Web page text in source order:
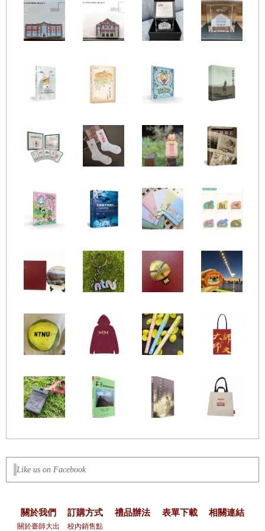
Like us on Facebook
關於我們
關於臺師大出
訂購方式
校內銷售點
禮品辦法 表單下載 相關連結